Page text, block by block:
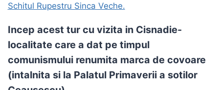
Schitul Rupestru Sinca Veche.
Incep acest tur cu vizita in Cisnadie-
localitate care a dat pe timpul
comunismului renumita marca de covoare
(intalnita si la Palatul Primaverii a sotilor